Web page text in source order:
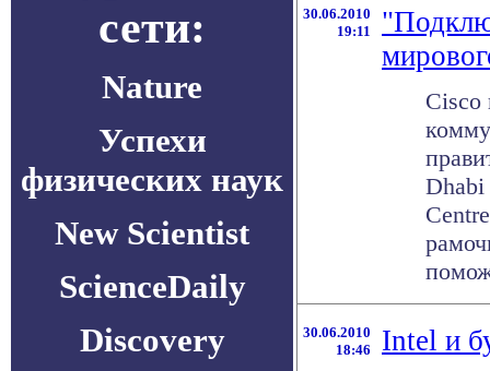
сети:
Nature
Успехи
физических наук
New Scientist
ScienceDaily
Discovery
30.06.2010
19:11
Cisco
Dhabi
30.06.2010
18:46
Intel и